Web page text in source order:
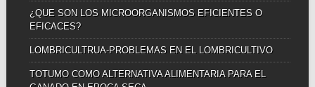
¿QUE SON LOS MICROORGANISMOS EFICIENTES O
EFICACES?
LOMBRICULTRUA-PROBLEMAS EN EL LOMBRICULTIVO
TOTUMO COMO ALTERNATIVA ALIMENTARIA PARA EL